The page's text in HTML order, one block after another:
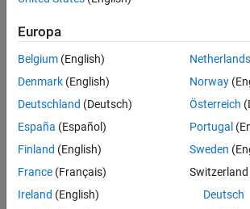
Um das mathematische Verhalten von
können Sie mit Fixed-Point Designer™ die
von Signalen und Parametern festlegen.
Kategorien
Darstellung digitaler Zahlen
Quantisierung und Festkomma-Arithmetik
Datentyp-Konvertierung und -Casting
Europa
Belgium (English)
Denmark (English)
Deutschland (Deutsch)
España (Español)
Finland (English)
France (Français)
Ireland (English)
Netherlands
Norway
Österreich
Portugal
Sweden
Switzerland
Deutsch